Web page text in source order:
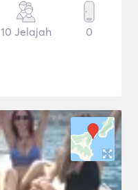
10 Jelajah 0